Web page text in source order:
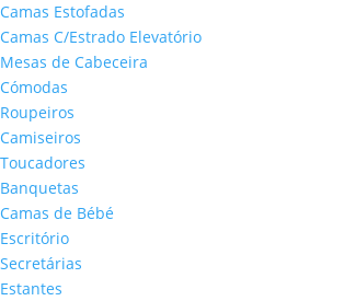
Camas Estofadas
Camas C/Estrado Elevatório
Mesas de Cabeceira
Cómodas
Roupeiros
Camiseiros
Toucadores
Banquetas
Camas de Bébé
Escritório
Secretárias
Estantes